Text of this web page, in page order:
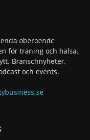
oberoende
för träning och hälsa.
Branschnyheter,
och events.